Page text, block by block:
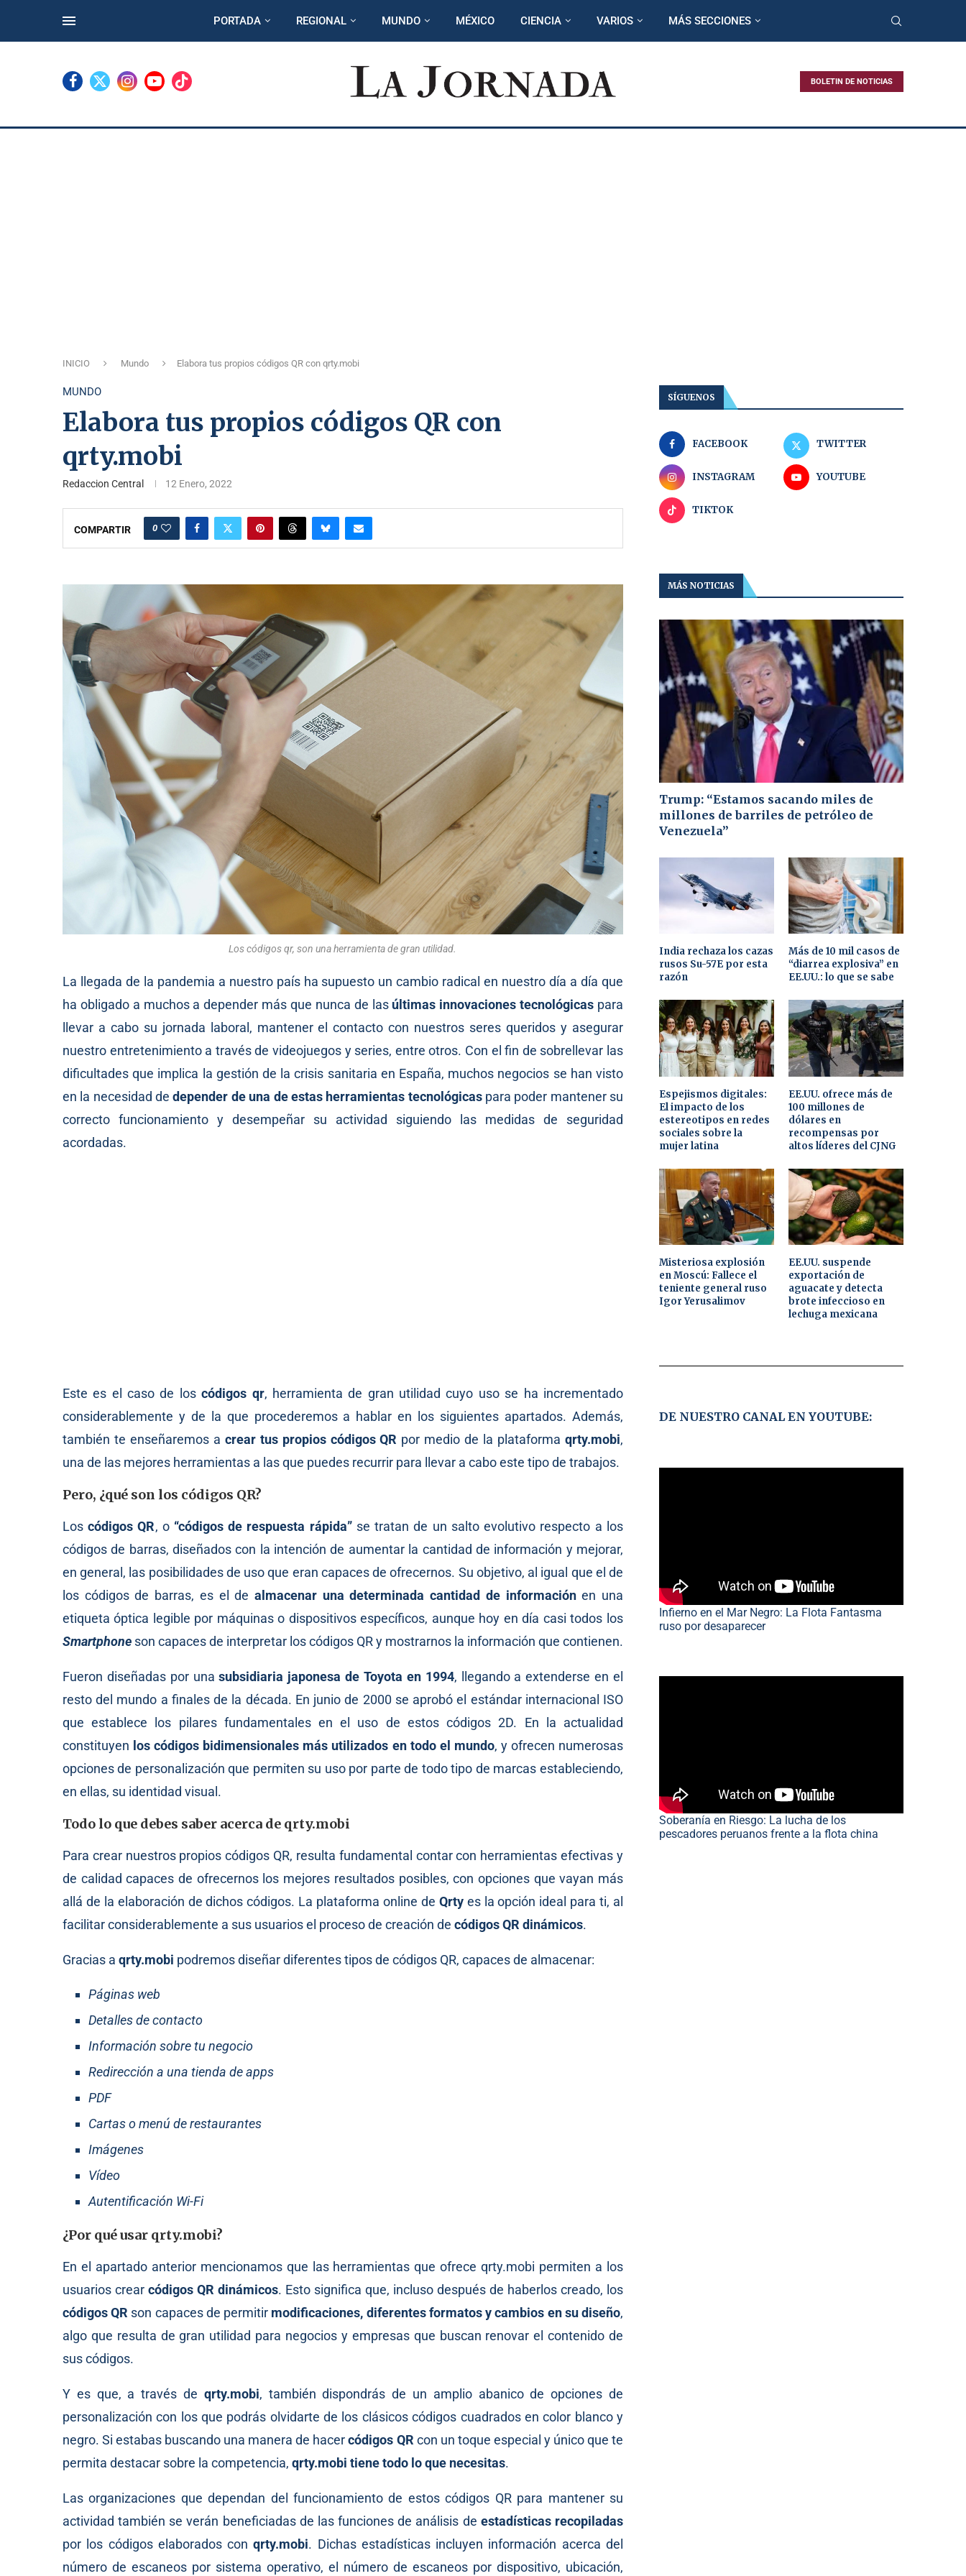
PORTADA REGIONAL MUNDO MÉXICO CIENCIA VARIOS MÁS SECCIONES
BOLETIN DE NOTICIAS
INICIO Mundo Elabora tus propios códigos QR con qrty.mobi
MUNDO
Elabora tus propios códigos QR con
qrty.mobi
Redaccion Central 12 Enero, 2022
COMPARTIR 0
Los códigos qr, son una herramienta de gran utilidad.
La llegada de la pandemia a nuestro país ha supuesto un cambio radical en nuestro día a día que
ha obligado a muchos a depender más que nunca de las últimas innovaciones tecnológicas para
llevar a cabo su jornada laboral, mantener el contacto con nuestros seres queridos y asegurar
nuestro entretenimiento a través de videojuegos y series, entre otros. Con el fin de sobrellevar las
dificultades que implica la gestión de la crisis sanitaria en España, muchos negocios se han visto
en la necesidad dedepender de una de estas herramientas tecnológicaspara poder mantener su
correcto funcionamiento y desempeñar su actividad siguiendo las medidas de seguridad
acordadas.
Este es el caso de loscódigos qr, herramienta de gran utilidad cuyo uso se ha incrementado
considerablemente y de la que procederemos a hablar en los siguientes apartados. Además,
también te enseñaremos a crear tus propios códigos QR por medio de la plataformaqrty.mobi,
una de las mejores herramientas a las que puedes recurrir para llevar a cabo este tipo de trabajos.
Pero, ¿qué son los códigos QR?
Loscódigos QR, o “códigos de respuesta rápida”se tratan de un salto evolutivo respecto a los
códigos de barras, diseñados con la intención de aumentar la cantidad de información y mejorar,
en general, las posibilidades de uso que eran capaces de ofrecernos. Su objetivo, al igual que el de
los códigos de barras, es el de almacenar una determinada cantidad de informaciónen una
etiqueta óptica legible por máquinas o dispositivos específicos, aunque hoy en día casi todos los
Smartphone son capaces de interpretar los códigos QR y mostrarnos la información que contienen.
Fueron diseñadas por unasubsidiaria japonesa de Toyota en 1994, llegando a extenderse en el
resto del mundo a finales de la década. En junio de 2000 se aprobó el estándar internacional ISO
que establece los pilares fundamentales en el uso de estos códigos 2D. En la actualidad
constituyen los códigos bidimensionales más utilizados en todo el mundo, y ofrecen numerosas
opciones de personalización que permiten su uso por parte de todo tipo de marcas estableciendo,
en ellas, su identidad visual.
Todo lo que debes saber acerca de qrty.mobi
Para crear nuestros propios códigos QR, resulta fundamental contar con herramientas efectivas y
de calidad capaces de ofrecernos los mejores resultados posibles, con opciones que vayan más
allá de la elaboración de dichos códigos. La plataforma online de Qrtyes la opción ideal para ti, al
facilitar considerablemente a sus usuarios el proceso de creación de códigos QR dinámicos.
Gracias a qrty.mobi podremos diseñar diferentes tipos de códigos QR, capaces de almacenar:
Páginas web
Detalles de contacto
Información sobre tu negocio
Redirección a una tienda de apps
PDF
Cartas o menú de restaurantes
Imágenes
Vídeo
Autentificación Wi-Fi
¿Por qué usar qrty.mobi?
En el apartado anterior mencionamos que las herramientas que ofrece qrty.mobi permiten a los
usuarios crear códigos QR dinámicos. Esto significa que, incluso después de haberlos creado, los
códigos QR son capaces de permitir modificaciones, diferentes formatos y cambios en su diseño,
algo que resulta de gran utilidad para negocios y empresas que buscan renovar el contenido de
sus códigos.
Y es que, a través de qrty.mobi, también dispondrás de un amplio abanico de opciones de
personalización con los que podrás olvidarte de los clásicos códigos cuadrados en color blanco y
negro. Si estabas buscando una manera de hacercódigos QR con un toque especial y único que te
permita destacar sobre la competencia, qrty.mobi tiene todo lo que necesitas.
Las organizaciones que dependan del funcionamiento de estos códigos QR para mantener su
actividad también se verán beneficiadas de las funciones de análisis de estadísticas recopiladas
por los códigos elaborados conqrty.mobi. Dichas estadísticas incluyen información acerca del
número de escaneos por sistema operativo, el número de escaneos por dispositivo, ubicación,
SÍGUENOS
FACEBOOK TWITTER
INSTAGRAM YOUTUBE
TIKTOK
MÁS NOTICIAS
Trump: “Estamos sacando miles de
millones de barriles de petróleo de
Venezuela”
India rechaza los cazas
rusos Su-57E por esta
razón
Más de 10 mil casos de
“diarrea explosiva” en
EE.UU.: lo que se sabe
Espejismos digitales:
El impacto de los
estereotipos en redes
sociales sobre la
mujer latina
EE.UU. ofrece más de
100 millones de
dólares en
recompensas por
altos líderes del CJNG
Misteriosa explosión
en Moscú: Fallece el
teniente general ruso
Igor Yerusalimov
EE.UU. suspende
exportación de
aguacate y detecta
brote infeccioso en
lechuga mexicana
DE NUESTRO CANAL EN YOUTUBE:
Infierno en el Mar Negro: La Flota Fantasma
ruso por desaparecer
Soberanía en Riesgo: La lucha de los
pescadores peruanos frente a la flota china